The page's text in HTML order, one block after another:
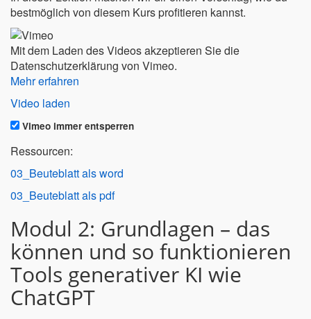
bestmöglich von diesem Kurs profitieren kannst.
Mit dem Laden des Videos akzeptieren Sie die
Datenschutzerklärung von Vimeo.
Mehr erfahren
Video laden
Vimeo immer entsperren
Ressourcen:
03_Beuteblatt als word
03_Beuteblatt als pdf
Modul 2: Grundlagen – das
können und so funktionieren
Tools generativer KI wie
ChatGPT